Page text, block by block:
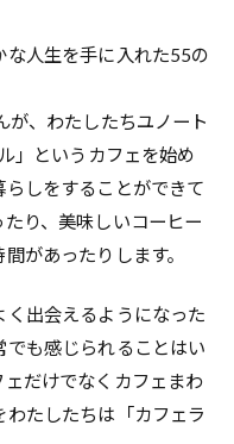
な人生を手に入れた55の
が、わたしたちユノート
」というカフェを始め
しをすることができて
り、美味しいコーヒー
があったりします。
出会えるようになった
も感じられることはい
だけでなくカフェまわ
たしたちは「カフェラ